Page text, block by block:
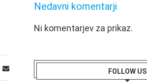
Nedavni komentarji
Ni komentarjev za prikaz.
FOLLOW US